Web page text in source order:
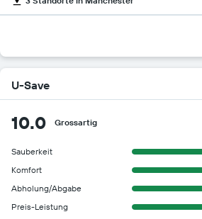
U-Save
10.0 Grossartig
Sauberkeit
Komfort
Abholung/Abgabe
Preis-Leistung